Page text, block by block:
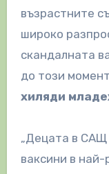
възрастните
широко
скандалната
до този
хиляди
„Децата в САЩ
ваксини в най-